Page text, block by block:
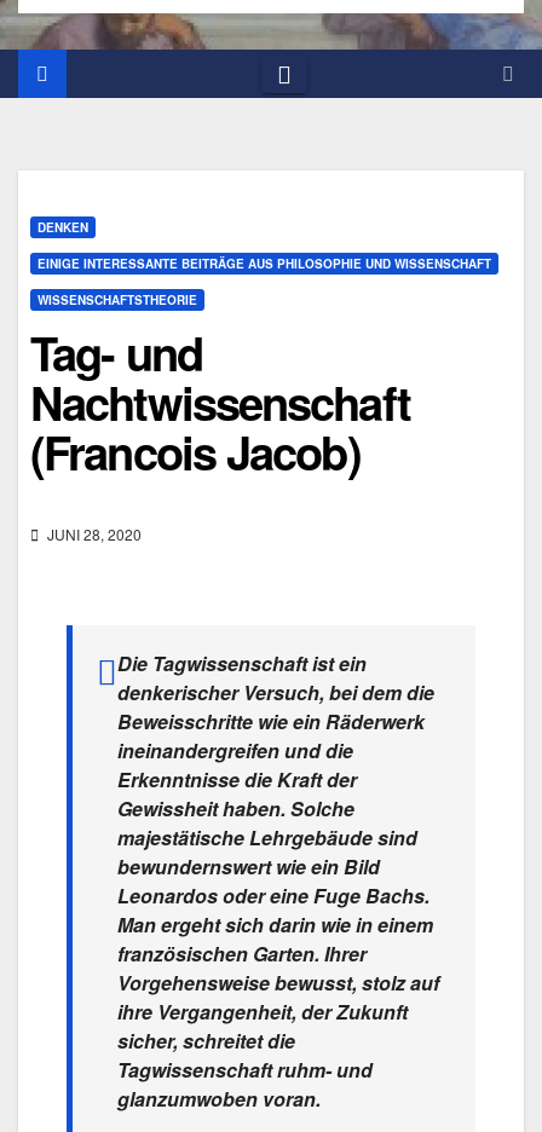
DENKEN
EINIGE INTERESSANTE BEITRÄGE AUS PHILOSOPHIE UND WISSENSCHAFT
WISSENSCHAFTSTHEORIE
Tag- und
Nachtwissenschaft
(Francois Jacob)
JUNI 28, 2020
Die Tagwissenschaft ist ein
denkerischer Versuch, bei dem die
Beweisschritte wie ein Räderwerk
ineinandergreifen und die
Erkenntnisse die Kraft der
Gewissheit haben. Solche
majestätische Lehrgebäude sind
bewundernswert wie ein Bild
Leonardos oder eine Fuge Bachs.
Man ergeht sich darin wie in einem
französischen Garten. Ihrer
Vorgehensweise bewusst, stolz auf
ihre Vergangenheit, der Zukunft
sicher, schreitet die
Tagwissenschaft ruhm- und
glanzumwoben voran.